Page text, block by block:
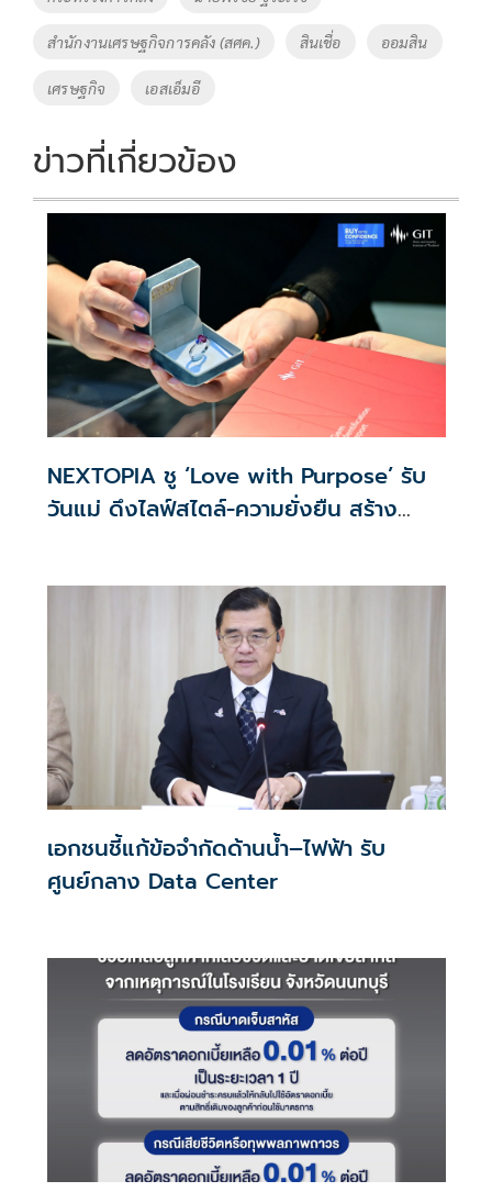
o
k k
สำนักงานเศรษฐกิจการคลัง (สศค.) สินเชื่อ ออมสิน
เศรษฐกิจ เอสเอ็มอี
ข่าวที่เกี่ยวข้อง
NEXTOPIA ชู ‘Love with Purpose’ รับ
วันแม่ ดึงไลฟ์สไตล์-ความยั่งยืน สร้าง
เอกชนชี้แก้ข้อจำกัดด้านน้ำ–ไฟฟ้า รับ
ศูนย์กลาง Data Center